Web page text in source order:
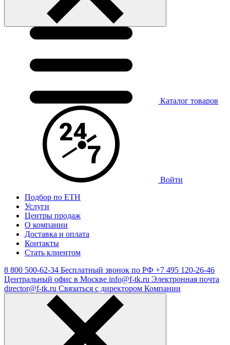
Каталог товаров
Войти
Подбор по ЕТН
Услуги
Центры продаж
О компании
Доставка и оплата
Контакты
Стать клиентом
8 800 500-62-34 Бесплатный звонок по РФ +7 495 120-26-46
Центральный офис в Москве info@f-tk.ru Электронная почта
director@f-tk.ru Связаться с директором Компании